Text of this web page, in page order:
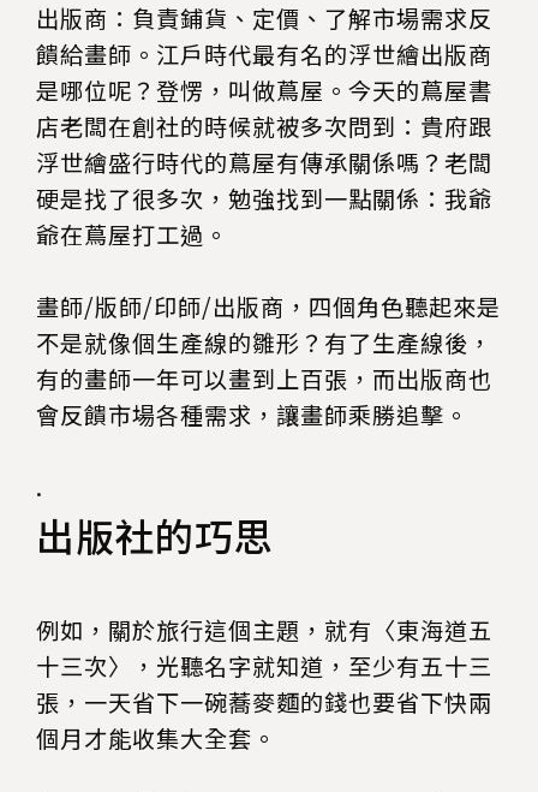
出版商：負責鋪貨、定價、了解市場需求反
饋給畫師。江戶時代最有名的浮世繪出版商
是哪位呢？登愣，叫做蔦屋。今天的蔦屋書
店老闆在創社的時候就被多次問到：貴府跟
浮世繪盛行時代的蔦屋有傳承關係嗎？老闆
硬是找了很多次，勉強找到一點關係：我爺
爺在蔦屋打工過。
畫師/版師/印師/出版商，四個角色聽起來是
不是就像個生產線的雛形？有了生產線後，
有的畫師一年可以畫到上百張，而出版商也
會反饋市場各種需求，讓畫師乘勝追擊。
.
出版社的巧思
例如，關於旅行這個主題，就有〈東海道五
十三次〉，光聽名字就知道，至少有五十三
張，一天省下一碗蕎麥麵的錢也要省下快兩
個月才能收集大全套。